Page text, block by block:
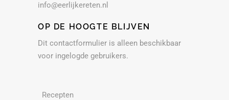
info@eerlijkereten.nl
OP DE HOOGTE BLIJVEN
Dit contactformulier is alleen beschikbaar
voor ingelogde gebruikers.
Recepten